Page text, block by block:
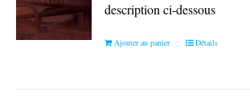
description ci-dessous
Ajouter au panier Détails